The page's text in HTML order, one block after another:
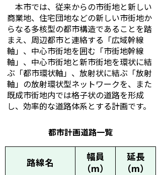
本市では、従来からの市街地と新しい
商業地、住宅団地などの新しい市街地か
らなる多核型の都市構造であることを踏
まえ、周辺都市と連絡する「広域幹線
軸」、中心市街地を囲む「市街地幹線
軸」、中心市街地と新市街地を環状に結
ぶ「都市環状軸」、放射状に結ぶ「放射
軸」の放射環状型ネットワークを、また
既成市街地内では格子状の道路を形成
し、効率的な道路体系とする計画です。
都市計画道路一覧
路線名
幅員
（m）
延長
（m）